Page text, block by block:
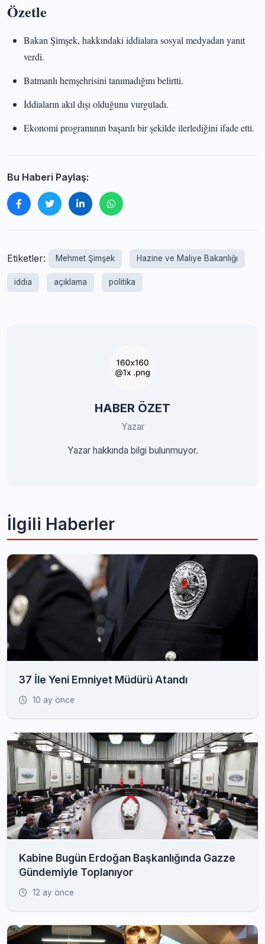
Özetle
Bakan Şimşek, hakkındaki iddialara sosyal medyadan yanıt
verdi.
Batmanlı hemşehrisini tanımadığını belirtti.
İddiaların akıl dışı olduğunu vurguladı.
Ekonomi programının başarılı bir şekilde ilerlediğini ifade etti.
Bu Haberi Paylaş:
Etiketler: Mehmet Şimşek Hazine ve Maliye Bakanlığı
iddia açıklama politika
HABER ÖZET
Yazar
Yazar hakkında bilgi bulunmuyor.
İlgili Haberler
37 İle Yeni Emniyet Müdürü Atandı
10 ay önce
Kabine Bugün Erdoğan Başkanlığında Gazze
Gündemiyle Toplanıyor
12 ay önce